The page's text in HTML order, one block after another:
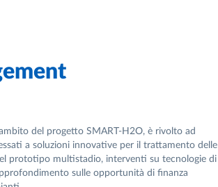
del progetto SMART-H2O, è rivolto ad
a soluzioni innovative per il trattamento delle
prototipo multistadio, interventi su tecnologie di
sulle opportunità di finanza